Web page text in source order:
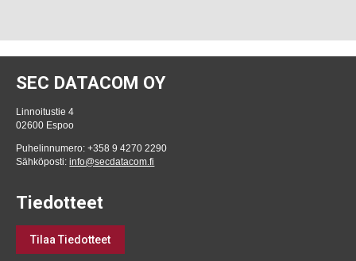
SEC DATACOM OY
Linnoitustie 4
02600 Espoo
Puhelinnumero: +358 9 4270 2290
Sähköposti:info@secdatacom.fi
Tiedotteet
Tilaa Tiedotteet